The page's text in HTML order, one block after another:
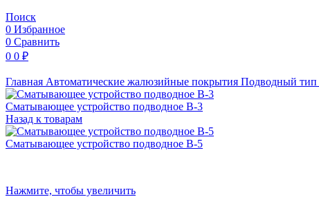
Поиск
0 Избранное
0 Сравнить
0 0 ₽
Главная Автоматические жалюзийные покрытия Подводный тип
Сматывающее устройство подводное B-3
Назад к товарам
Сматывающее устройство подводное B-5
Нажмите, чтобы увеличить